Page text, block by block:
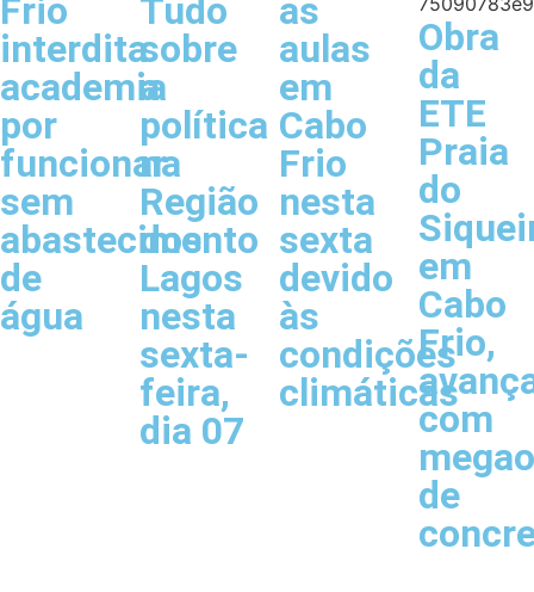
Frio
interdita
academia
por
funcionar
sem
abastecimento
de
água
Tudo
sobre
a
política
na
Região
dos
Lagos
nesta
sexta-
feira,
dia 07
as
aulas
em
Cabo
Frio
nesta
sexta
devido
às
condições
climáticas
Obra
da
ETE
Praia
do
em
Cabo
Frio,
com
de